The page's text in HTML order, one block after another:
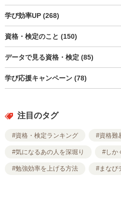
学び効率UP (268)
資格・検定のこと (150)
データで見る資格・検定 (85)
学び応援キャンペーン (78)
注目のタグ
#資格・検定ランキング #資格難
#気になるあの人を深堀り #しか
#勉強効率を上げる方法 #まなび